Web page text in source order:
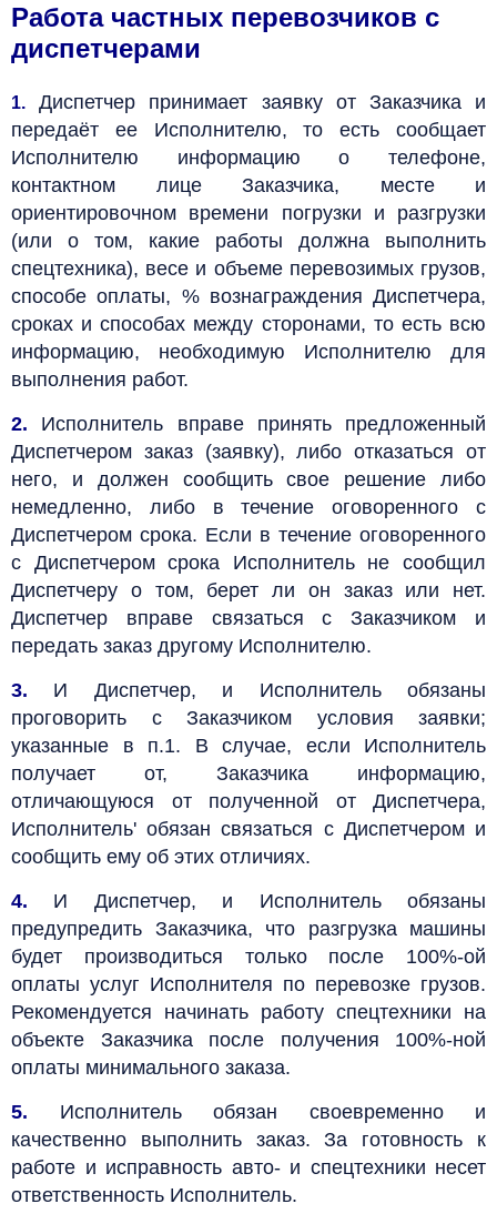
Работа частных перевозчиков с
диспетчерами
1. Диспетчер принимает заявку от Заказчика и
передаёт ее Исполнителю, то есть сообщает
Исполнителю информацию о телефоне,
контактном лице Заказчика, месте и
ориентировочном времени погрузки и разгрузки
(или о том, какие работы должна выполнить
спецтехника), весе и объеме перевозимых грузов,
способе оплаты, % вознаграждения Диспетчера,
сроках и способах между сторонами, то есть всю
информацию, необходимую Исполнителю для
выполнения работ.
2. Исполнитель вправе принять предложенный
Диспетчером заказ (заявку), либо отказаться от
него, и должен сообщить свое решение либо
немедленно, либо в течение оговоренного с
Диспетчером срока. Если в течение оговоренного
с Диспетчером срока Исполнитель не сообщил
Диспетчеру о том, берет ли он заказ или нет.
Диспетчер вправе связаться с Заказчиком и
передать заказ другому Исполнителю.
3. И Диспетчер, и Исполнитель обязаны
проговорить с Заказчиком условия заявки;
указанные в п.1. В случае, если Исполнитель
получает от, Заказчика информацию,
отличающуюся от полученной от Диспетчера,
Исполнитель' обязан связаться с Диспетчером и
сообщить ему об этих отличиях.
4. И Диспетчер, и Исполнитель обязаны
предупредить Заказчика, что разгрузка машины
будет производиться только после 100%-ой
оплаты услуг Исполнителя по перевозке грузов.
Рекомендуется начинать работу спецтехники на
объекте Заказчика после получения 100%-ной
оплаты минимального заказа.
5. Исполнитель обязан своевременно и
качественно выполнить заказ. За готовность к
работе и исправность авто- и спецтехники несет
ответственность Исполнитель.